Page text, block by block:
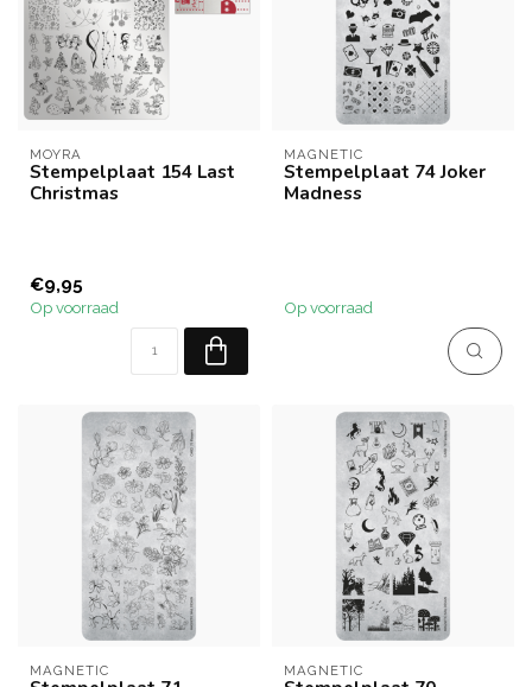
MOYRA
Stempelplaat 154 Last
Christmas
€9,95
Op voorraad
MAGNETIC
Stempelplaat 74 Joker
Madness
Op voorraad
MAGNETIC MAGNETIC